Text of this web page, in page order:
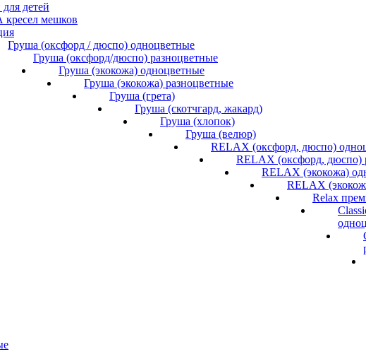
детей
мешков
Груша (оксфорд / дюспо) одноцветные
Груша (оксфорд/дюспо) разноцветные
Груша (экокожа) одноцветные
Груша (экокожа) разноцветные
Груша (грета)
Груша (скотчгард, жакард)
Груша (хлопок)
Груша (велюр)
RELAX (оксфорд, дюспо)
RELAX (оксфорд, дюспо)
RELAX (экокожа)
RELAX
Relax